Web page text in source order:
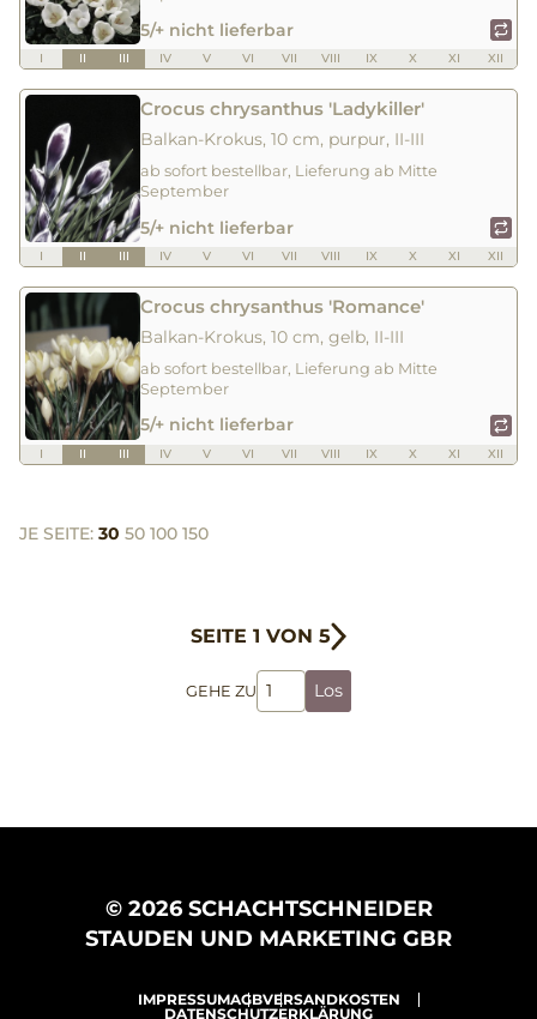
5/+ nicht lieferbar
I II III IV V VI VII VIII IX X XI XII
Crocus chrysanthus 'Ladykiller'
Balkan-Krokus, 10 cm, purpur, II-III
ab sofort bestellbar, Lieferung ab Mitte
September
5/+ nicht lieferbar
I II III IV V VI VII VIII IX X XI XII
Crocus chrysanthus 'Romance'
Balkan-Krokus, 10 cm, gelb, II-III
ab sofort bestellbar, Lieferung ab Mitte
September
5/+ nicht lieferbar
I II III IV V VI VII VIII IX X XI XII
JE SEITE: 30 50 100 150
SEITE 1 VON 5
GEHE ZU Los
© 2026 SCHACHTSCHNEIDER
STAUDEN UND MARKETING GBR
IMPRESSUMAGBVERSANDKOSTEN
DATENSCHUTZERKLÄRUNG